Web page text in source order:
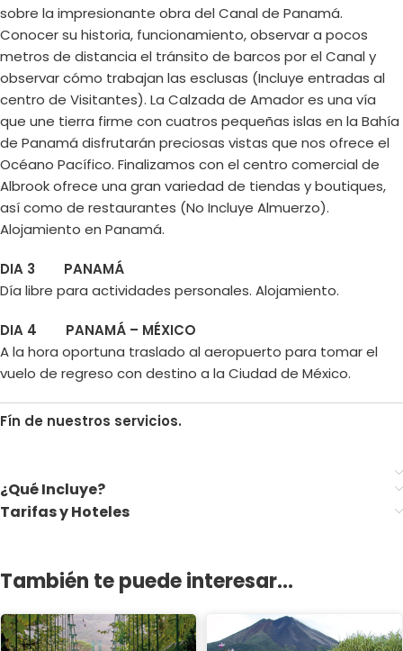
sobre la impresionante obra del Canal de Panamá.
Conocer su historia, funcionamiento, observar a pocos
metros de distancia el tránsito de barcos por el Canal y
observar cómo trabajan las esclusas (Incluye entradas al
centro de Visitantes). La Calzada de Amador es una vía
que une tierra firme con cuatros pequeñas islas en la Bahía
de Panamá disfrutarán preciosas vistas que nos ofrece el
Océano Pacífico. Finalizamos con el centro comercial de
Albrook ofrece una gran variedad de tiendas y boutiques,
así como de restaurantes (No Incluye Almuerzo).
Alojamiento en Panamá.
DIA 3 PANAMÁ
Día libre para actividades personales. Alojamiento.
DIA 4 PANAMÁ – MÉXICO
A la hora oportuna traslado al aeropuerto para tomar el
vuelo de regreso con destino a la Ciudad de México.
Fín de nuestros servicios.
¿Qué Incluye?
Tarifas y Hoteles
También te puede interesar...